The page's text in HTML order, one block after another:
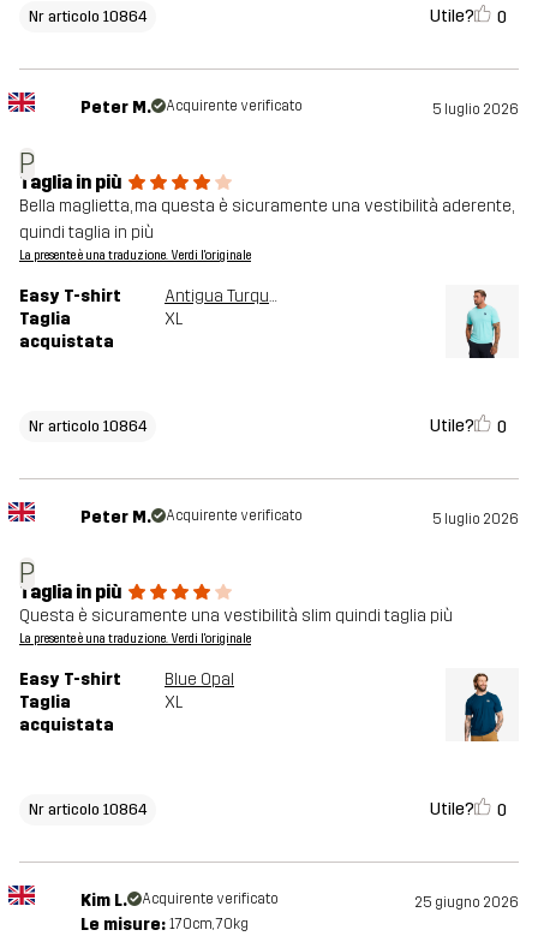
Nr articolo 10864 Utile? 0
P
Peter M. Acquirente verificato 5 luglio 2026
Taglia in più
Bella maglietta, ma questa è sicuramente una vestibilità aderente,
quindi taglia in più
La presente è una traduzione. Verdi l'originale
Easy T-shirt
Antigua Turquoise
Taglia
acquistata
XL
Nr articolo 10864 Utile? 0
P
Peter M. Acquirente verificato 5 luglio 2026
Taglia in più
Questa è sicuramente una vestibilità slim quindi taglia più
La presente è una traduzione. Verdi l'originale
Easy T-shirt
Blue Opal
Taglia
acquistata
XL
Nr articolo 10864 Utile? 0
Kim L. Acquirente verificato 25 giugno 2026
Le misure: 170cm, 70kg